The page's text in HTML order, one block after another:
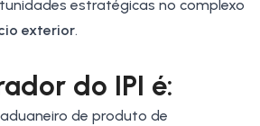
estratégicas no complexo
exterior.
do IPI é:
de produto de